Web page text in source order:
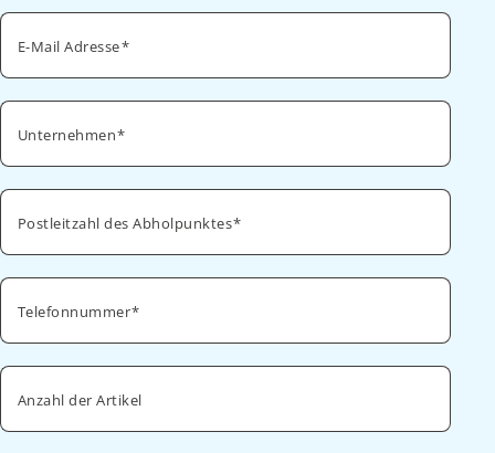
E-Mail Adresse
Unternehmen
Postleitzahl des Abholpunktes
Telefonnummer
Anzahl der Artikel